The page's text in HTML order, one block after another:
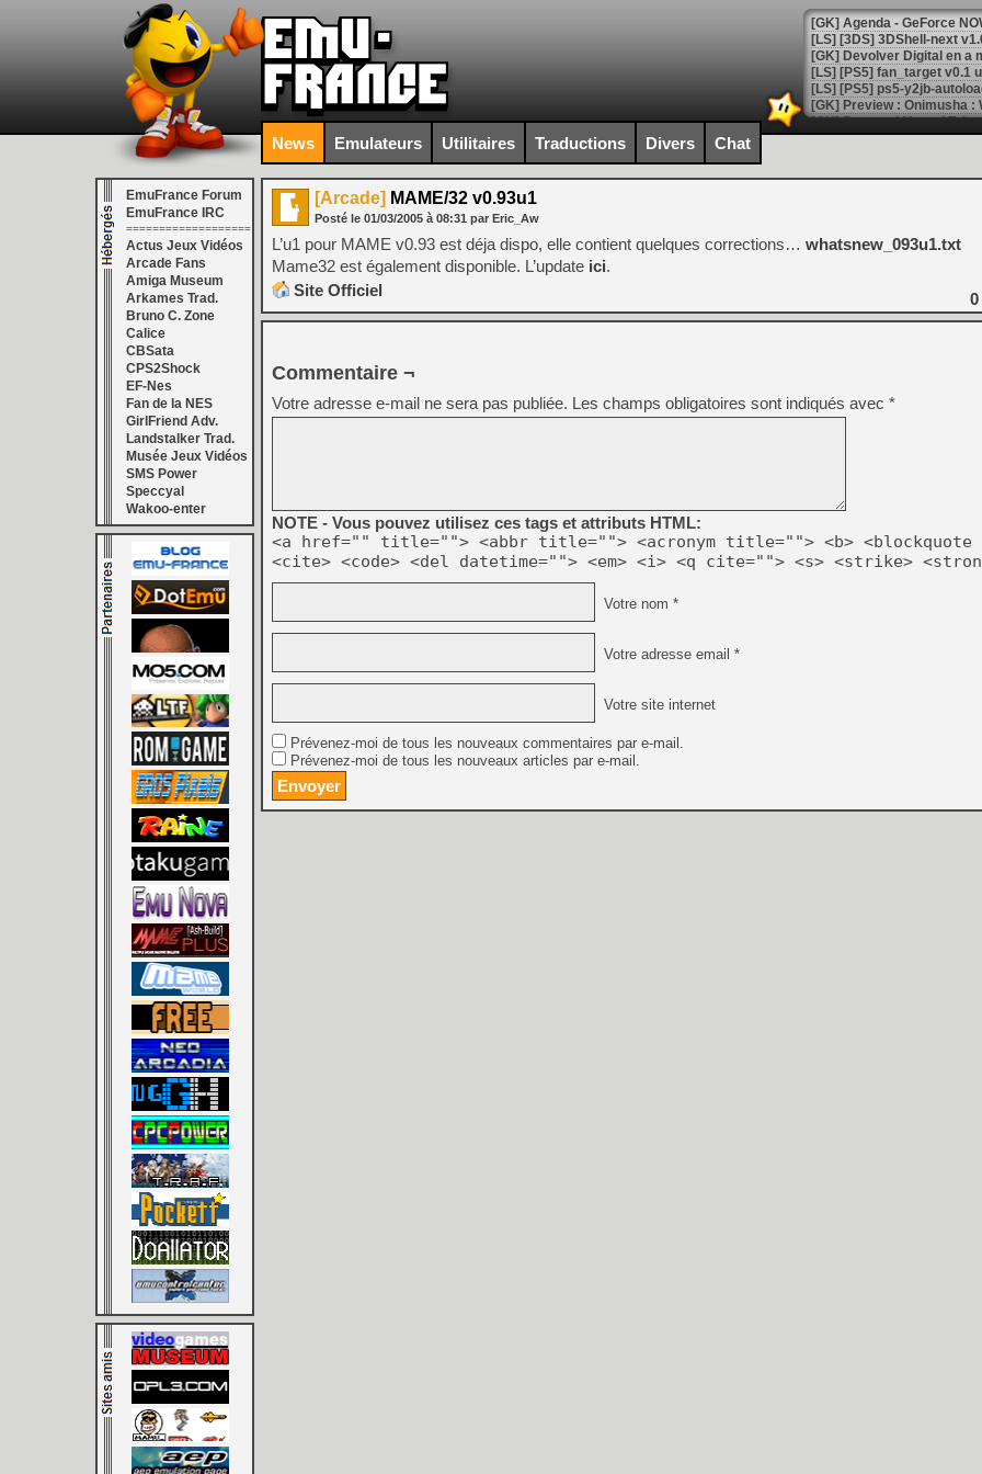
[GK] Agenda - GeForce
[GK] Devolver Digital en a
[LS] [PS5] ps5-y2jb-
[GK] Pourquoi Marvel
[GK] Test : Restory : Chill
[GK] GTA 6 : Rockstar
[GK] Hot Wheels Infinite
[GK] Mémoire cash -
[GK] Résultats Nintendo :
[GK] Déjà des
[Mo5] Brickboy cherche à
[GK] Minecraft et ses «
[GK] Beast of
[GK] Ubisoft : fin de partie
[GK] Mémoire cash -
[GK] Dan Houser (GTA)
[GK] Comment EA Sports
[GK] Crimson Moon : un
[GK] Isle of Reveries : le
[GK] Moonlighter 2 : The
[GK] Capcom relance
[Mo5] Deux inédits du
[GK] Le beat'em up The
[GK] Endless Legend 2 :
[LS] [PS5] Le WebKit
[GK] Oubliez Crazy Taxi,
[LS] [Switch] NSZ 5.0.0
[GK] No More Room in
[GK] Un chatbot Atelier
News Emulateurs Utilitaires Traductions Divers Chat
EmuFrance Forum
EmuFrance IRC
===================
Actus Jeux Vidéos
Arcade Fans
Amiga Museum
Arkames Trad.
Bruno C. Zone
Calice
CBSata
CPS2Shock
EF-Nes
Fan de la NES
GirlFriend Adv.
Landstalker Trad.
Musée Jeux Vidéos
SMS Power
Speccyal
Wakoo-enter
[Arcade] MAME/32 v0.93u1
Posté le 01/03/2005 à 08:31 par Eric_Aw
L’u1 pour MAME v0.93 est déja dispo, elle contient quelques corrections… whatsnew_093u1.txt
Mame32 est également disponible. L’update ici.
Site Officiel
0
Commentaire ¬
Votre adresse e-mail ne sera pas publiée. Les champs obligatoires sont indiqués avec *
NOTE - Vous pouvez utilisez ces tags et attributs HTML:
<a href="" title=""> <abbr title=""> <acronym title=""> <b> <blockquote
<cite> <code> <del datetime=""> <em> <i> <q cite=""> <s> <strike>
Votre nom *
Votre adresse email *
Votre site internet
Prévenez-moi de tous les nouveaux commentaires par e-mail.
Prévenez-moi de tous les nouveaux articles par e-mail.